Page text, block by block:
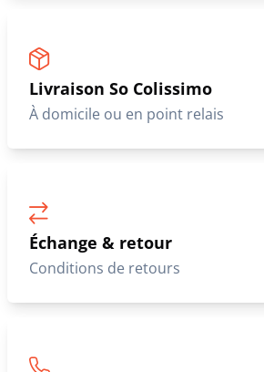
Livraison So Colissimo
À domicile ou en point relais
Échange & retour
Conditions de retours